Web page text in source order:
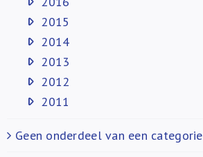
2015
2014
2013
2012
2011
Geen onderdeel van een categorie